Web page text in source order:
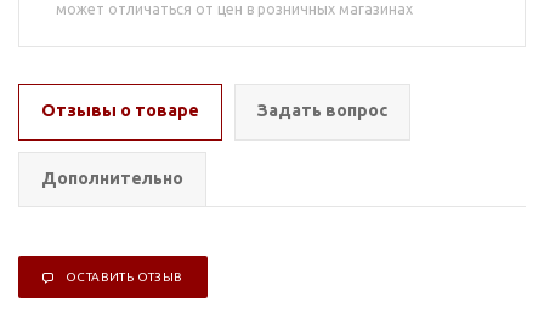
может отличаться от цен в розничных магазинах
Отзывы о товаре Задать вопрос
Дополнительно
ОСТАВИТЬ ОТЗЫВ